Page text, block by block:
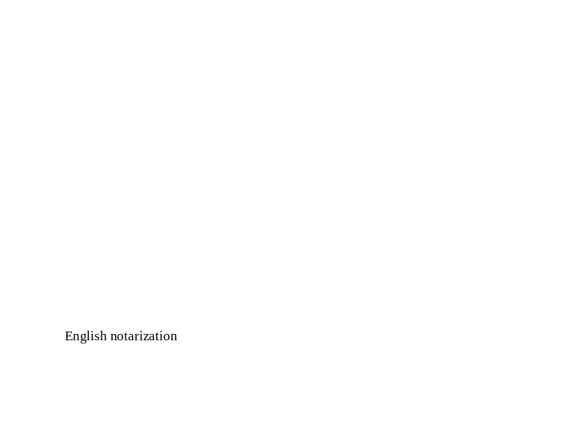
English notarization